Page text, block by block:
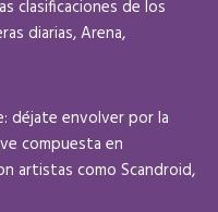
clasificaciones de los
diarias, Arena,
déjate envolver por la
compuesta en
artistas como Scandroid,